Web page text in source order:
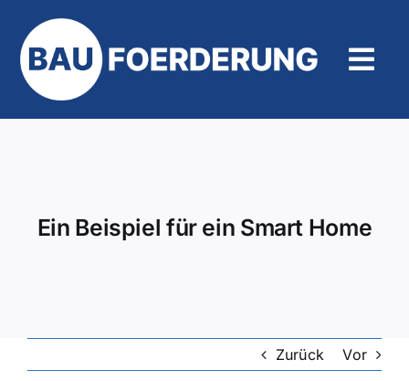
Inhalt
springen
Ein Beispiel für ein Smart Home
Zurück Vor